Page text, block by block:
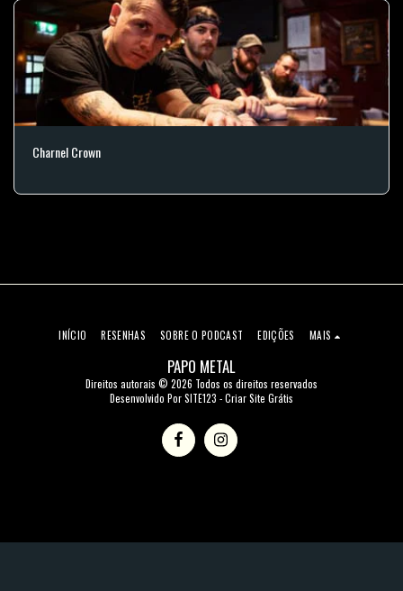
Charnel Crown
PAPO METAL
Direitos autorais © 2026 Todos os direitos reservados
Desenvolvido PorSITE123 -Criar Site Grátis
INÍCIO RESENHAS SOBRE O PODCAST EDIÇÕES MAIS